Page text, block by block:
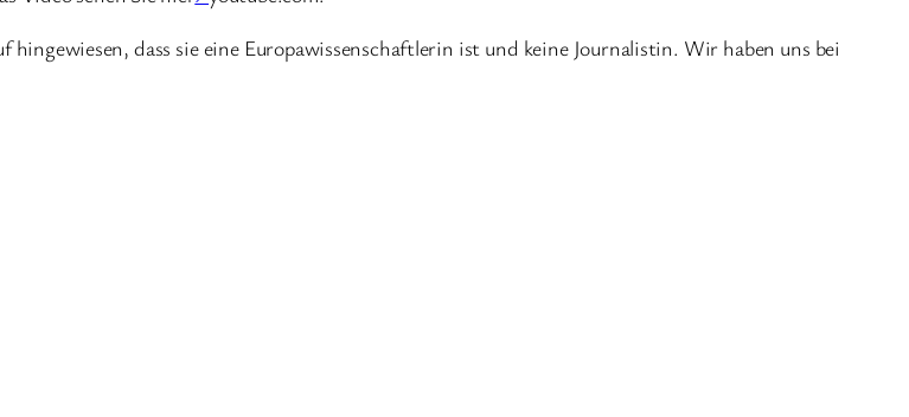
dass sie eine Europawissenschaftlerin ist und keine Journalistin. Wir haben uns bei